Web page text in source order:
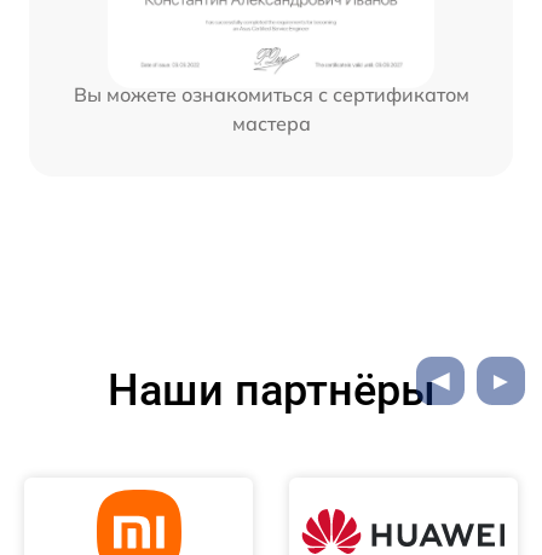
Вы можете ознакомиться с сертификатом
мастера
Наши партнёры